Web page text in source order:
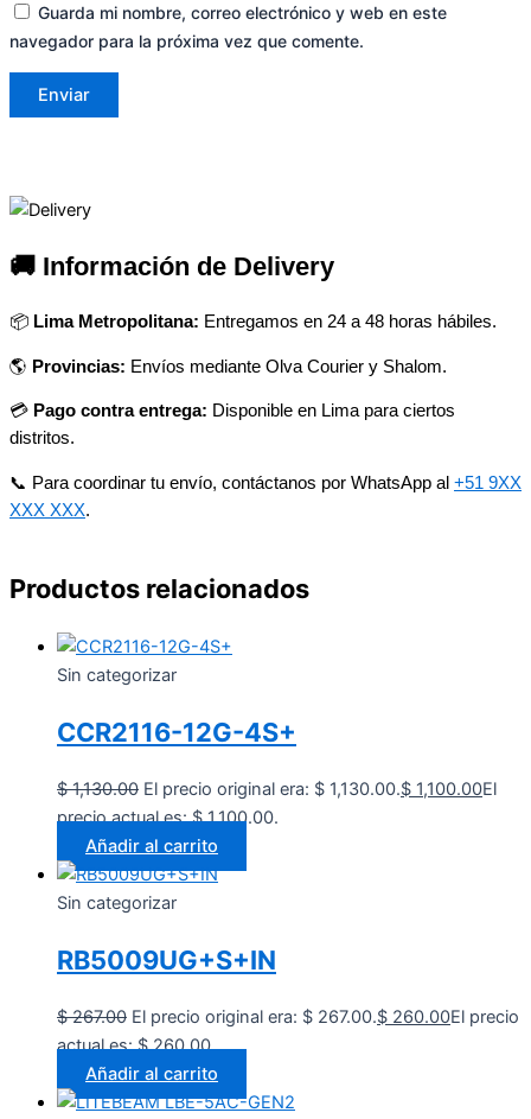
Guarda mi nombre, correo electrónico y web en este
navegador para la próxima vez que comente.
🚚 Información de Delivery
📦 Lima Metropolitana: Entregamos en 24 a 48 horas hábiles.
🌎 Provincias: Envíos mediante Olva Courier y Shalom.
💳 Pago contra entrega: Disponible en Lima para ciertos
distritos.
📞 Para coordinar tu envío, contáctanos por WhatsApp al +51 9XX
XXX XXX.
Productos relacionados
Sin categorizar
CCR2116-12G-4S+
$1,130.00 El precio original era: $ 1,130.00.$ 1,100.00El
precio actual es: $ 1,100.00.
Añadir al carrito
Sin categorizar
RB5009UG+S+IN
$267.00 El precio original era: $ 267.00.$ 260.00El precio
actual es: $ 260.00.
Añadir al carrito